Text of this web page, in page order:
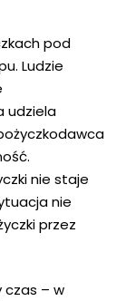
pod
Ludzie
udziela
nie staje
nie
przez
czas – w